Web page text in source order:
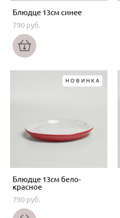
Блюдце 13см синее
790 pуб.
НОВИНКА
Блюдце 13см бело-
красное
790 pуб.